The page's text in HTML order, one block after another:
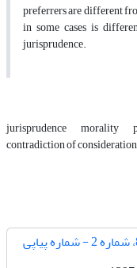
preferrers are different
in some cases is
jurisprudence.
jurisprudence morality
contradiction of consideration
دوره 8، شماره 2 - شماره پیاپی